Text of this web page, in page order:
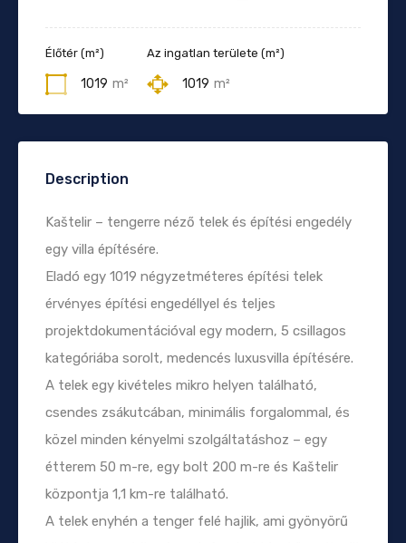
Élőtér (m²)
1019 m²
Az ingatlan területe (m²)
1019 m²
Description
Kaštelir – tengerre néző telek és építési engedély
egy villa építésére.
Eladó egy 1019 négyzetméteres építési telek
érvényes építési engedéllyel és teljes
projektdokumentációval egy modern, 5 csillagos
kategóriába sorolt, medencés luxusvilla építésére.
A telek egy kivételes mikro helyen található,
csendes zsákutcában, minimális forgalommal, és
közel minden kényelmi szolgáltatáshoz – egy
étterem 50 m-re, egy bolt 200 m-re és Kaštelir
központja 1,1 km-re található.
A telek enyhén a tenger felé hajlik, ami gyönyörű